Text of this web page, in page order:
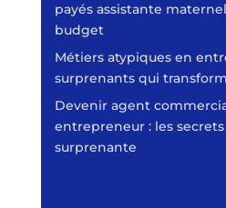
payés assistante
budget
Métiers atypiques en
surprenants qui
Devenir agent
entrepreneur : les secrets
surprenante